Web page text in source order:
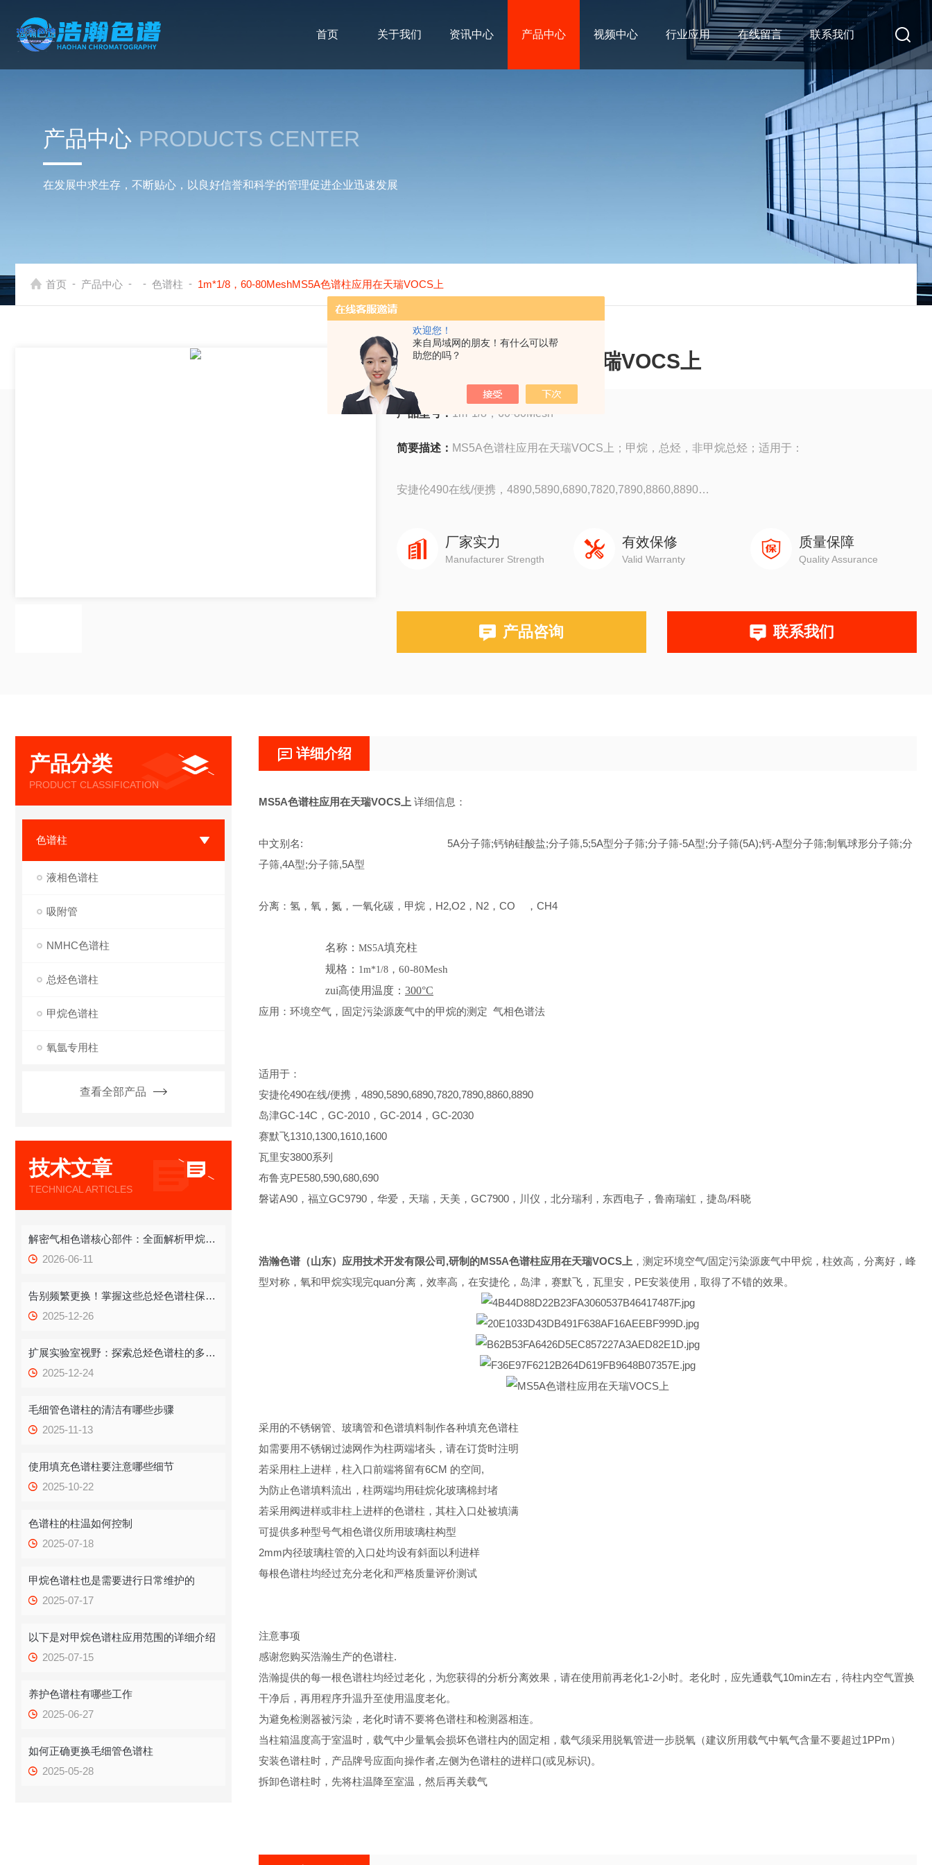
欢迎您！
来自局域网的朋友！有什么可以帮
助您的吗？
首页 关于我们 资讯中心 产品中心 视频中心 行业应用 在线留言 联系我们
产品中心 PRODUCTS CENTER
在发展中求生存，不断贴心，以良好信誉和科学的管理促进企业迅速发展
首页 - 产品中心 - - 色谱柱 - 1m*1/8，60-80MeshMS5A色谱柱应用在天瑞VOCS上
MS5A色谱柱应用在天瑞VOCS上
产品型号： 1m*1/8，60-80Mesh
简要描述： MS5A色谱柱应用在天瑞VOCS上；甲烷，总烃，非甲烷总烃；适用于：
安捷伦490在线/便携，4890,5890,6890,7820,7890,8860,8890
瓦里安3800系列
布鲁克PE580,590,680,690
厂家实力
Manufacturer Strength
有效保修
Valid Warranty
质量保障
Quality Assurance
产品咨询 联系我们
产品分类
PRODUCT CLASSIFICATION
色谱柱
液相色谱柱
吸附管
NMHC色谱柱
总烃色谱柱
甲烷色谱柱
氧氩专用柱
查看全部产品
技术文章
TECHNICAL ARTICLES
解密气相色谱核心部件：全面解析甲烷色谱柱
2026-06-11
告别频繁更换！掌握这些总烃色谱柱保存技巧，提升效率！
2025-12-26
扩展实验室视野：探索总烃色谱柱的多重应用
2025-12-24
毛细管色谱柱的清洁有哪些步骤
2025-11-13
使用填充色谱柱要注意哪些细节
2025-10-22
色谱柱的柱温如何控制
2025-07-18
甲烷色谱柱也是需要进行日常维护的
2025-07-17
以下是对甲烷色谱柱应用范围的详细介绍
2025-07-15
养护色谱柱有哪些工作
2025-06-27
如何正确更换毛细管色谱柱
2025-05-28
详细介绍
MS5A色谱柱应用在天瑞VOCS上 详细信息：
中文别名: 5A分子筛;钙钠硅酸盐;分子筛,5;5A型分子筛;分子筛-5A型;分子筛(5A);钙-A型分子筛;制氧球形分子筛;分
子筛,4A型;分子筛,5A型
分离：氢，氧，氮，一氧化碳，甲烷，H2,O2，N2，CO ，CH4
名称： MS5A填充柱
规格： 1m*1/8 ， 60-80Mesh
zui高使用温度： 300°C
应用：环境空气，固定污染源废气中的甲烷的测定 气相色谱法
适用于：
安捷伦490在线/便携，4890,5890,6890,7820,7890,8860,8890
岛津GC-14C，GC-2010，GC-2014，GC-2030
赛默飞1310,1300,1610,1600
瓦里安3800系列
布鲁克PE580,590,680,690
磐诺A90，福立GC9790，华爱，天瑞，天美，GC7900，川仪，北分瑞利，东西电子，鲁南瑞虹，捷岛/科晓
浩瀚色谱（山东）应用技术开发有限公司,研制的MS5A色谱柱应用在天瑞VOCS上 ，测定环境空气/固定污染源废气中甲烷，柱效高，分离好，峰
型对称，氧和甲烷实现完quan分离，效率高，在安捷伦，岛津，赛默飞，瓦里安，PE安装使用，取得了不错的效果。
采用的不锈钢管、玻璃管和色谱填料制作各种填充色谱柱
如需要用不锈钢过滤网作为柱两端堵头，请在订货时注明
若采用柱上进样，柱入口前端将留有6CM 的空间,
为防止色谱填料流出，柱两端均用硅烷化玻璃棉封堵
若采用阀进样或非柱上进样的色谱柱，其柱入口处被填满
可提供多种型号气相色谱仪所用玻璃柱构型
2mm内径玻璃柱管的入口处均设有斜面以利进样
每根色谱柱均经过充分老化和严格质量评价测试
注意事项
感谢您购买浩瀚生产的色谱柱.
浩瀚提供的每一根色谱柱均经过老化，为您获得的分析分离效果，请在使用前再老化1-2小时。老化时，应先通载气10min左右，待柱内空气置换
干净后，再用程序升温升至使用温度老化。
为避免检测器被污染，老化时请不要将色谱柱和检测器相连。
当柱箱温度高于室温时，载气中少量氧会损坏色谱柱内的固定相，载气须采用脱氧管进一步脱氧（建议所用载气中氧气含量不要超过1PPm）
安装色谱柱时，产品牌号应面向操作者,左侧为色谱柱的进样口(或见标识)。
拆卸色谱柱时，先将柱温降至室温，然后再关载气